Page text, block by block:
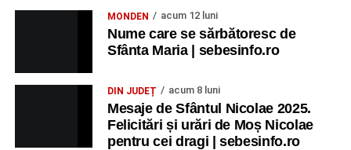
MONDEN acum 12 luni
Nume care se sărbătoresc de
Sfânta Maria | sebesinfo.ro
DIN JUDEȚ acum 8 luni
Mesaje de Sfântul Nicolae 2025.
Felicitări și urări de Moș Nicolae
pentru cei dragi | sebesinfo.ro